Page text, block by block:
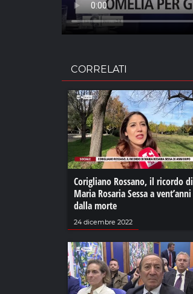
CORRELATI
Corigliano Rossano, il ricordo di
Maria Rosaria Sessa a vent’anni
dalla morte
24 dicembre 2022